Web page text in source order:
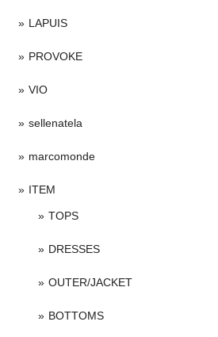
LAPUIS
PROVOKE
VIO
sellenatela
marcomonde
ITEM
TOPS
DRESSES
OUTER/JACKET
BOTTOMS